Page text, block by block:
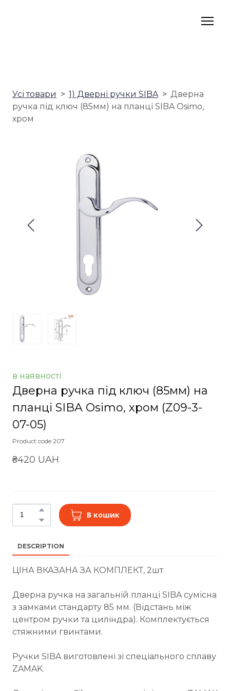
Усі товари 1) Дверні ручки SIBA
Дверна
ручка під ключ (85мм) на планці SIBA Osimo,
хром
в наявності
Дверна ручка під ключ (85мм) на
планці SIBA Osimo, хром (Z09-3-
07-05)
Product code 207
₴420 UAH
В кошик
DESCRIPTION
ЦІНА ВКАЗАНА ЗА КОМПЛЕКТ, 2шт
Дверна ручка на загальній планці SIBA сумісна
з замками стандарту 85 мм. (Відстань між
центром ручки та циліндра). Комплектується
стяжними гвинтами.
Ручки SIBA виготовлені зі спеціального сплаву
ZAMAK.